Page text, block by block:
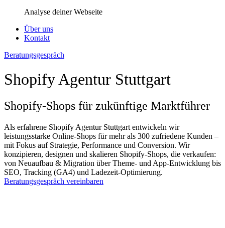
Analyse deiner Webseite
Über uns
Kontakt
Beratungsgespräch
Shopify Agentur Stuttgart
Shopify-Shops für zukünftige Marktführer
Als erfahrene Shopify Agentur Stuttgart entwickeln wir
leistungsstarke Online-Shops für mehr als 300 zufriedene Kunden –
mit Fokus auf Strategie, Performance und Conversion. Wir
konzipieren, designen und skalieren Shopify-Shops, die verkaufen:
von Neuaufbau & Migration über Theme- und App-Entwicklung bis
SEO, Tracking (GA4) und Ladezeit-Optimierung.
Beratungsgespräch vereinbaren